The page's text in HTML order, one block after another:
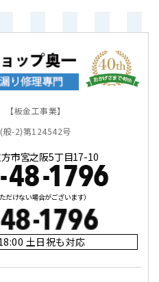
【板金工事業】
般-2)第124542号
市宮之阪5丁目17-10
だけない場合がございます）
土日祝も対応